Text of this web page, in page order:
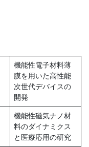
機能性電子材料薄
膜を用いた高性能
次世代デバイスの
開発
機能性磁気ナノ材
料のダイナミクス
と医療応用の研究